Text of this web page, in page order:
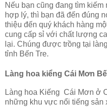
Nếu bạn cũng đang tìm
hợp lý, thì bạn đã đến đúng
thiệu đến quý khách hàng
cung cấp sỉ với chất lượng
lại. Chúng được trồng tại
tỉnh Bến Tre.
Làng hoa kiểng Cái Mơn
Làng hoa Kiếng Cái Mơn ở
những khu vực nổi tiếng